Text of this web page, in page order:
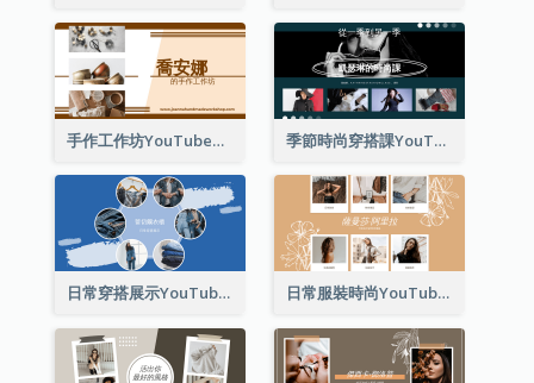
手作工作坊YouTube頻道圖片 季節時尚穿搭課YouTube頻道圖片
日常穿搭展示YouTube頻道圖片 日常服裝時尚YouTube頻道圖片